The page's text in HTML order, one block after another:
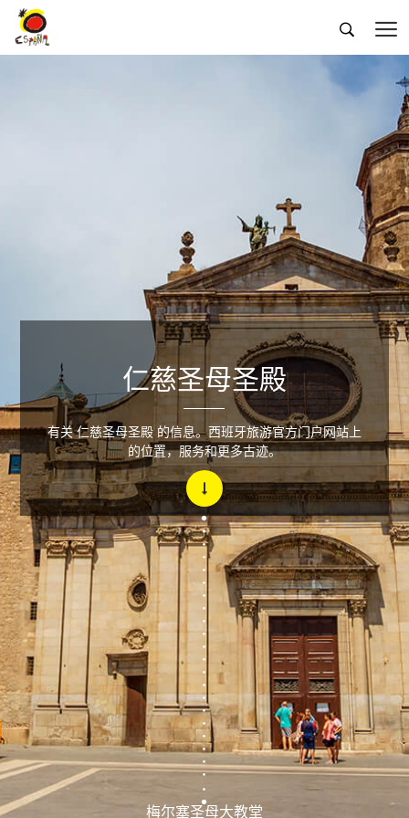
 
梅尔塞圣母大教堂
仁慈圣母圣殿
有关 仁慈圣母圣殿 的信息。西班牙旅游官方门户网站上
的位置，服务和更多古迹。